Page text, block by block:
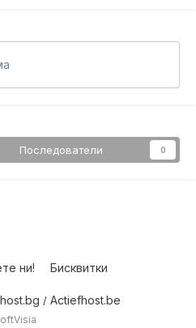
Последователи 0
ни! Бисквитки
/ Actiefhost.be